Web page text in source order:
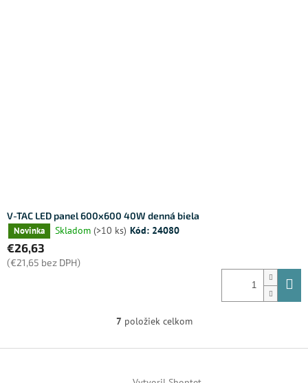
V-TAC LED panel 600x600 40W denná biela
Novinka
Skladom (>10 ks) Kód: 24080
€26,63
(€21,65 bez DPH)
O
l
d
7 položiek celkom